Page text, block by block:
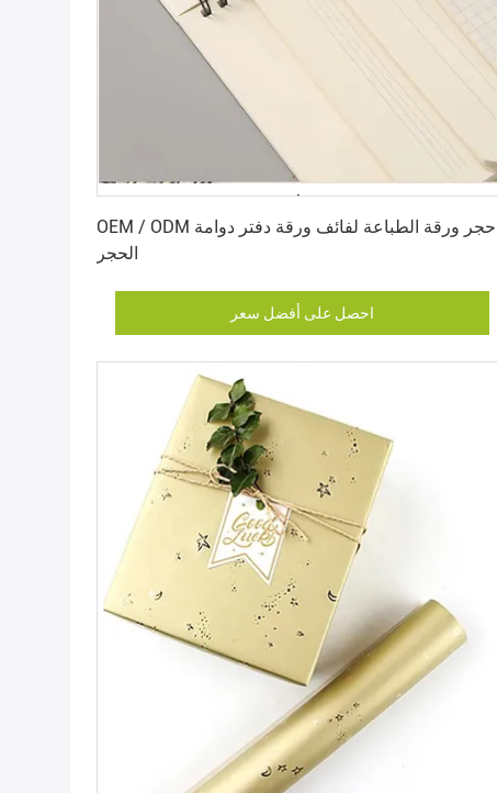
OEM / ODM حجر ورقة الطباعة لفائف ورقة دفتر دوامة
الحجر
احصل على أفضل سعر